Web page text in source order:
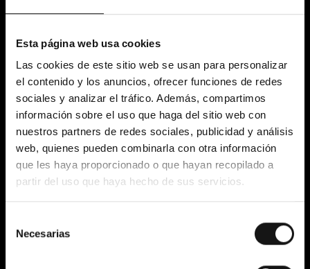
Esta página web usa cookies
Las cookies de este sitio web se usan para personalizar
el contenido y los anuncios, ofrecer funciones de redes
sociales y analizar el tráfico. Además, compartimos
información sobre el uso que haga del sitio web con
nuestros partners de redes sociales, publicidad y análisis
web, quienes pueden combinarla con otra información
que les haya proporcionado o que hayan recopilado a
partir del uso que haya hecho de sus servicios.
Necesarias